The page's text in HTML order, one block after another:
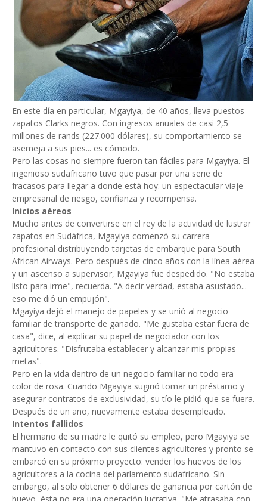
En este día en particular, Mgayiya, de 40 años, lleva puestos
zapatos Clarks negros. Con ingresos anuales de casi 2,5
millones de rands (227.000 dólares), su comportamiento se
asemeja a sus pies... es cómodo.
Pero las cosas no siempre fueron tan fáciles para Mgayiya. El
ingenioso sudafricano tuvo que pasar por una serie de
fracasos para llegar a donde está hoy: un espectacular viaje
empresarial de riesgo, confianza y recompensa.
Inicios aéreos
Mucho antes de convertirse en el rey de la actividad de lustrar
zapatos en Sudáfrica, Mgayiya comenzó su carrera
profesional distribuyendo tarjetas de embarque para South
African Airways. Pero después de cinco años con la línea aérea
y un ascenso a supervisor, Mgayiya fue despedido. "No estaba
listo para irme", recuerda. "A decir verdad, estaba asustado...
eso me dió un empujón".
Mgayiya dejó el manejo de papeles y se unió al negocio
familiar de transporte de ganado. "Me gustaba estar fuera de
casa", dice, al explicar su papel de negociador con los
agricultores. "Disfrutaba establecer y alcanzar mis propias
metas".
Pero en la vida dentro de un negocio familiar no todo era
color de rosa. Cuando Mgayiya sugirió tomar un préstamo y
asegurar contratos de exclusividad, su tío le pidió que se fuera.
Después de un año, nuevamente estaba desempleado.
Intentos fallidos
El hermano de su madre le quitó su empleo, pero Mgayiya se
mantuvo en contacto con sus clientes agricultores y pronto se
embarcó en su próximo proyecto: vender los huevos de los
agricultores a la cocina del parlamento sudafricano. Sin
embargo, al solo obtener 6 dólares de ganancia por cartón de